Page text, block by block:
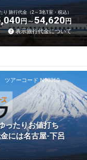
り 旅行代金（2～3名1室・税込）
円 54,620円
表示旅行代金について
ツアーコード N98360
ったりお値打ち
は名古屋-下呂